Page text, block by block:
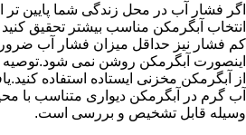
اگر فشار آب در محل زندگی شما پایین تر
انتخاب آبگرمکن مناسب بیشتر تحقیق
کم فشار نیز حداقل میزان فشار آب
اینصورت آبگرمکن روشن نمی
از آبگرمکن مخزنی ایستاده استفاده
آب گرم در آبگرمکن دیواری متناسب با
وسیله قابل تشخیص و بررسی است.